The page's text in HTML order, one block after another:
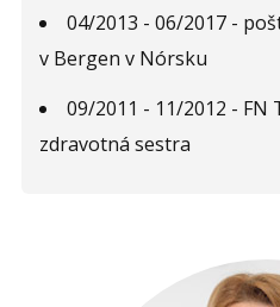
04/2013 - 06/2017 -
v Bergen v Nórsku
09/2011 - 11/2012 -
zdravotná sestra